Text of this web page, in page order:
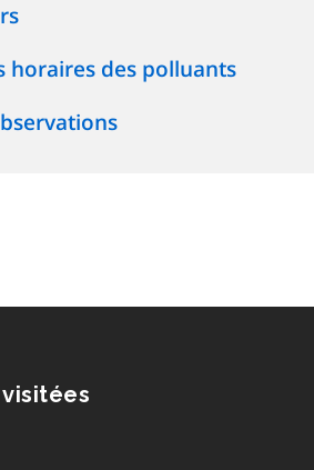
horaires des polluants